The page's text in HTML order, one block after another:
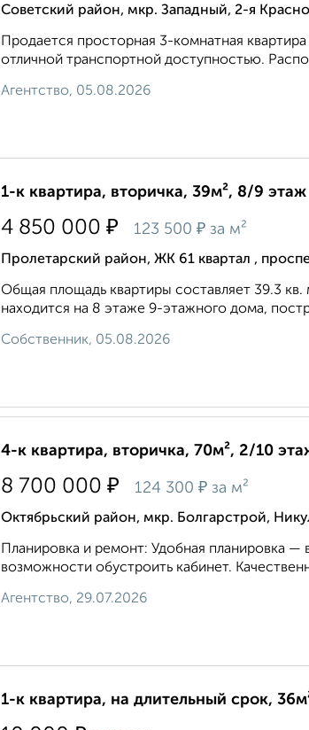
Советский район, мкр. Западный, 2-я
Продается просторная 3-комнатная
отличной транспортной доступностью.
Агентство, 05.08.2026
1-к квартира, вторичка, 39м², 8/9 этаж
4 850 000 ₽ 123 500 ₽ за м²
Пролетарский район, ЖК 61 квартал ​,
Общая площадь квартиры составляет 39.3
находится на 8 этаже 9-этажного дома,
Собственник, 05.08.2026
4-к квартира, вторичка, 70м², 2/10
8 700 000 ₽ 124 300 ₽ за м²
Октябрьский район, мкр. Болгарстрой,
Планировка и ремонт: Удобная планировка
возможности обустроить кабинет.
Агентство, 29.07.2026
1-к квартира, на длительный срок,